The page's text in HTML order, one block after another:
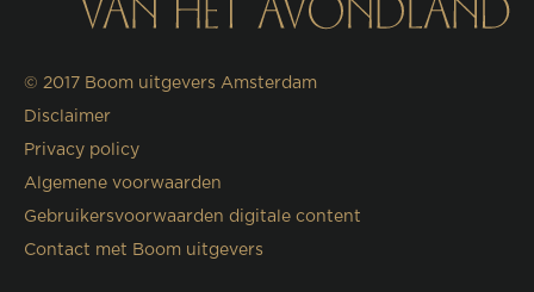
© 2017 Boom uitgevers Amsterdam
Disclaimer
Privacy policy
Algemene voorwaarden
Gebruikersvoorwaarden digitale content
Contact met Boom uitgevers